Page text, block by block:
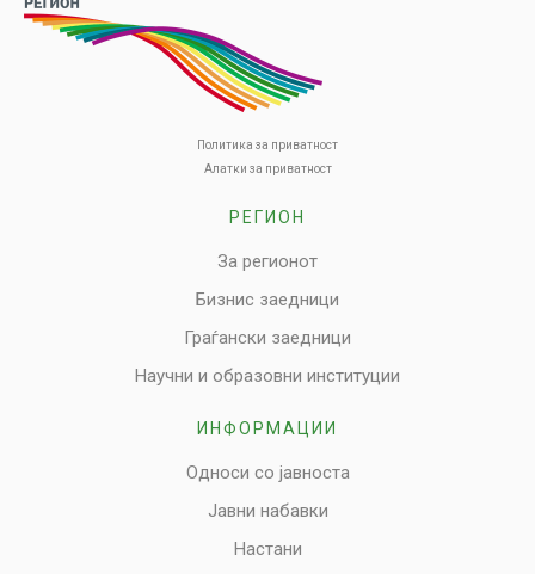
Политика за приватност
Алатки за приватност
РЕГИОН
За регионот
Бизнис заедници
Граѓански заедници
Научни и образовни институции
ИНФОРМАЦИИ
Односи со јавноста
Јавни набавки
Настани